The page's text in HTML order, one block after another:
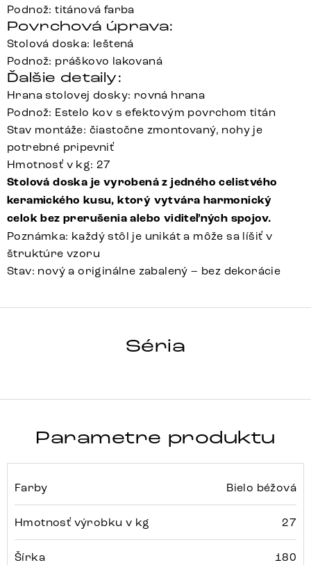
Podnož: titánová farba
Povrchová úprava:
Stolová doska: leštená
Podnož: práškovo lakovaná
Ďalšie detaily:
Hrana stolovej dosky: rovná hrana
Podnož: Estelo kov s efektovým povrchom titán
Stav montáže: čiastočne zmontovaný, nohy je
potrebné pripevniť
Hmotnosť v kg: 27
Stolová doska je vyrobená z jedného celistvého
keramického kusu, ktorý vytvára harmonický
celok bez prerušenia alebo viditeľných spojov.
Poznámka: každý stôl je unikát a môže sa líšiť v
štruktúre vzoru
Stav: nový a originálne zabalený – bez dekorácie
Séria
Parametre produktu
Farby Bielo béžová
Hmotnosť výrobku v kg 27
Šírka 180